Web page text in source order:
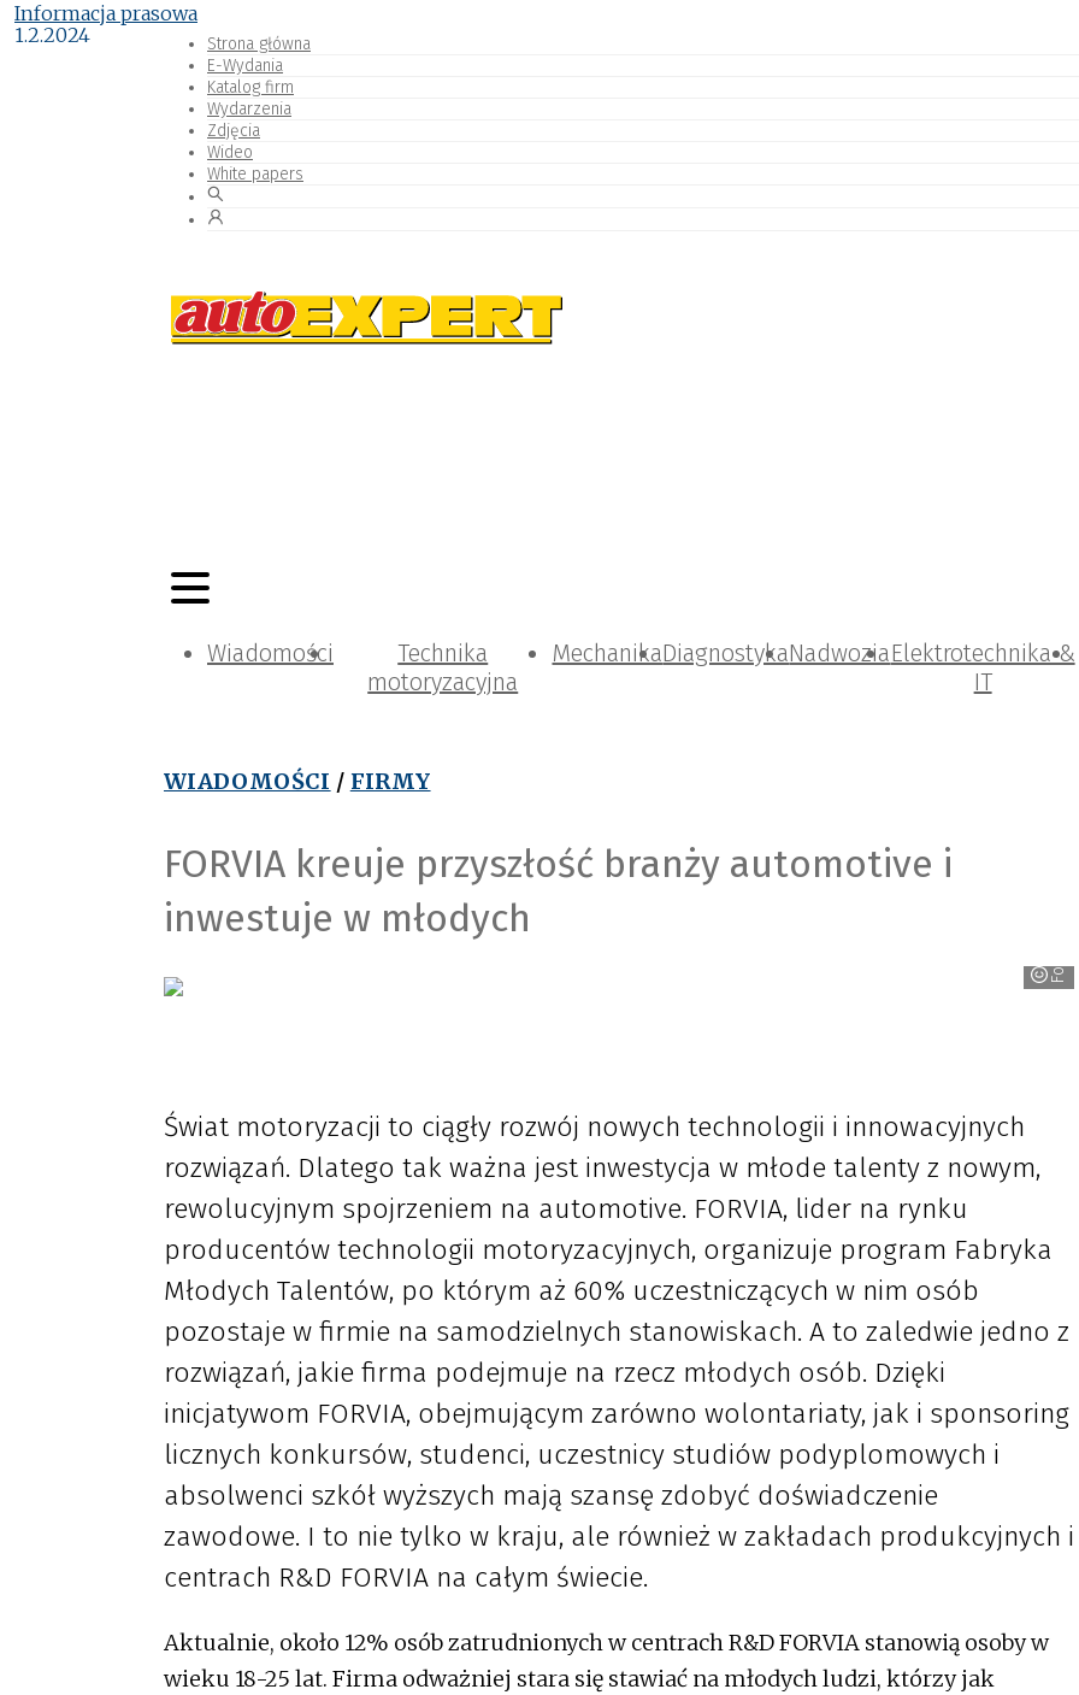
Strona główna
E-Wydania
Katalog firm
Wydarzenia
Zdjęcia
Wideo
White papers
Wiadomości
Technika
motoryzacyjna
MechanikaDiagnostykaNadwoziaElektrotechnika &
IT
WIADOMOŚCI / FIRMY
FORVIA kreuje przyszłość branży automotive i
inwestuje w młodych
Forvia
Informacja prasowa
1.2.2024
Świat motoryzacji to ciągły rozwój nowych technologii i innowacyjnych
rozwiązań. Dlatego tak ważna jest inwestycja w młode talenty z nowym,
rewolucyjnym spojrzeniem na automotive. FORVIA, lider na rynku
producentów technologii motoryzacyjnych, organizuje program Fabryka
Młodych Talentów, po którym aż 60% uczestniczących w nim osób
pozostaje w firmie na samodzielnych stanowiskach. A to zaledwie jedno z
rozwiązań, jakie firma podejmuje na rzecz młodych osób. Dzięki
inicjatywom FORVIA, obejmującym zarówno wolontariaty, jak i sponsoring
licznych konkursów, studenci, uczestnicy studiów podyplomowych i
absolwenci szkół wyższych mają szansę zdobyć doświadczenie
zawodowe. I to nie tylko w kraju, ale również w zakładach produkcyjnych i
centrach R&D FORVIA na całym świecie.
Aktualnie, około 12% osób zatrudnionych w centrach R&D FORVIA stanowią osoby w
wieku 18-25 lat. Firma odważniej stara się stawiać na młodych ludzi, którzy jak